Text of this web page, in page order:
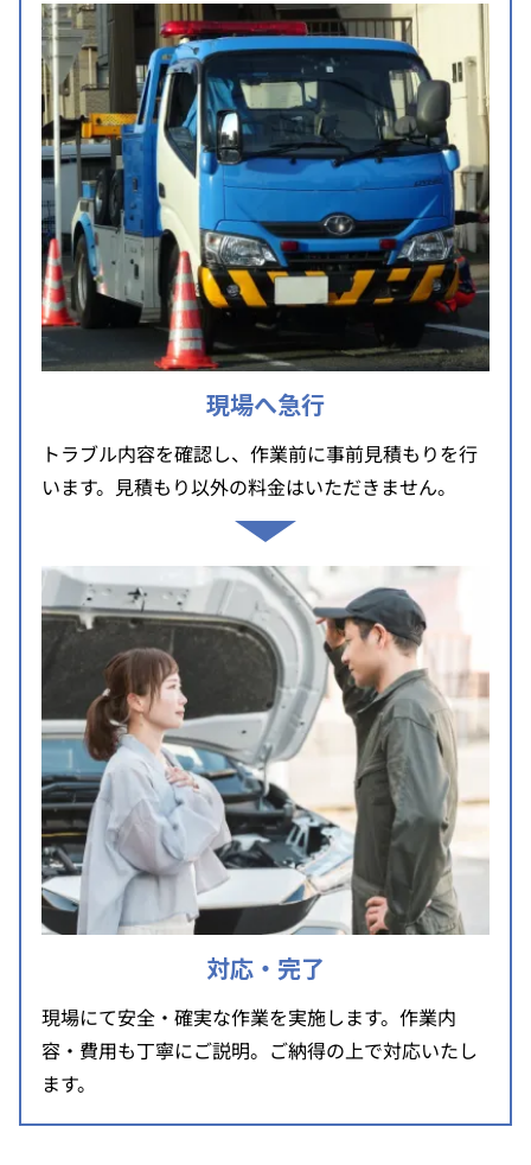
現場へ急行
トラブル内容を確認し、作業前に事前見積もりを行
います。見積もり以外の料金はいただきません。
対応・完了
現場にて安全・確実な作業を実施します。作業内
容・費用も丁寧にご説明。ご納得の上で対応いたし
ます。